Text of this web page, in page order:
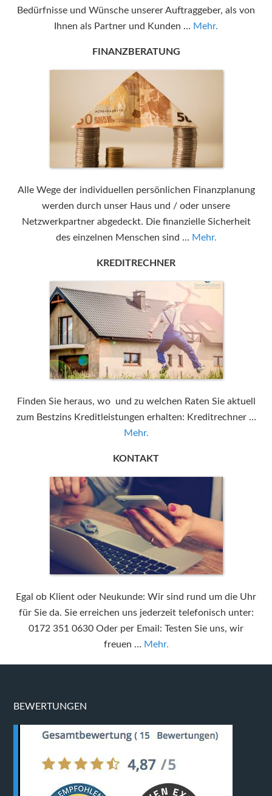
Bedürfnisse und Wünsche unserer Auftraggeber, als von
Ihnen als Partner und Kunden … Mehr.
FINANZBERATUNG
Alle Wege der individuellen persönlichen Finanzplanung
werden durch unser Haus und / oder unsere
Netzwerkpartner abgedeckt. Die finanzielle Sicherheit
des einzelnen Menschen sind … Mehr.
KREDITRECHNER
Finden Sie heraus, wo und zu welchen Raten Sie aktuell
zum Bestzins Kreditleistungen erhalten: Kreditrechner …
Mehr.
KONTAKT
Egal ob Klient oder Neukunde: Wir sind rund um die Uhr
für Sie da. Sie erreichen uns jederzeit telefonisch unter:
0172 351 0630 Oder per Email: Testen Sie uns, wir
freuen … Mehr.
BEWERTUNGEN